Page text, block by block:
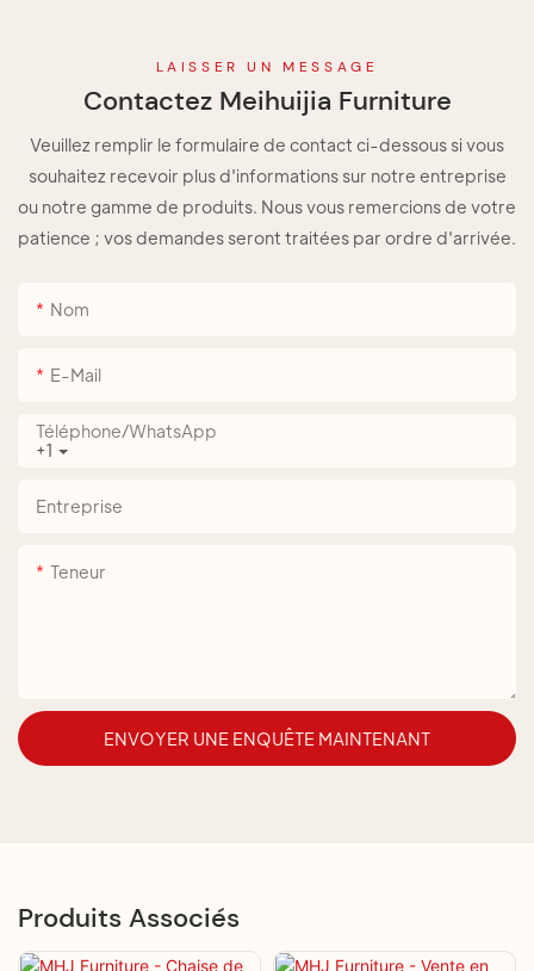
LAISSER UN MESSAGE
Contactez Meihuijia Furniture
Veuillez remplir le formulaire de contact ci-dessous si vous
souhaitez recevoir plus d'informations sur notre entreprise
ou notre gamme de produits. Nous vous remercions de votre
patience ; vos demandes seront traitées par ordre d'arrivée.
Nom
E-Mail
+1
Téléphone/WhatsApp
Entreprise
Teneur
ENVOYER UNE ENQUÊTE MAINTENANT
Produits Associés